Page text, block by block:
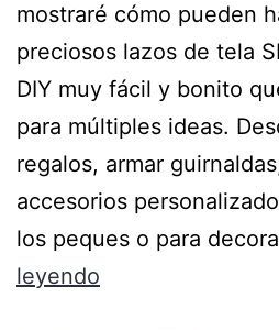
mostraré cómo pueden
preciosos lazos de tela
DIY muy fácil y bonito
para múltiples ideas.
regalos, armar
accesorios
los peques o para
leyendo